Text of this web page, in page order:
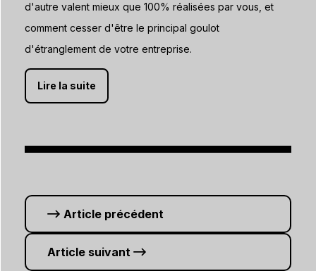
d'autre valent mieux que 100% réalisées par vous, et
comment cesser d'être le principal goulot
d'étranglement de votre entreprise.
Lire la suite
Article précédent
Article suivant